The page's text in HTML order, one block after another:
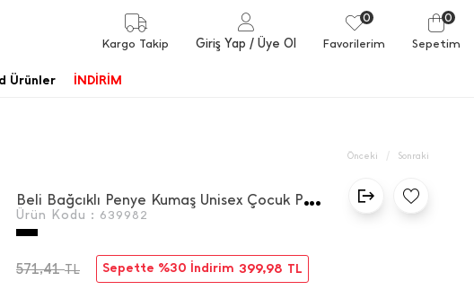
Kargo Takip Giriş Yap / Üye Ol
0
Favorilerim
0
Sepetim
Ürünler İNDİRİM
Önceki / Sonraki
B
eli Bağcıklı Penye Kumaş Unisex Çocuk Pantolon
Ürün Kodu : 639982
571,41TL Sepette %30 İndirim 399,98 TL